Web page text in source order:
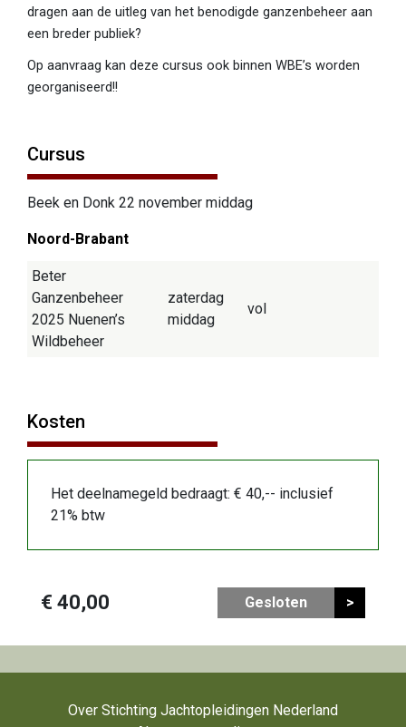
dragen aan de uitleg van het benodigde ganzenbeheer aan
een breder publiek?
Op aanvraag kan deze cursus ook binnen WBE’s worden
georganiseerd!!
Cursus
Beek en Donk 22 november middag
Noord-Brabant
Beter
Ganzenbeheer
2025 Nuenen’s
Wildbeheer
zaterdag
middag
vol
Kosten
Het deelnamegeld bedraagt: € 40,-- inclusief
21% btw
€ 40,00 Gesloten >
Over Stichting Jachtopleidingen Nederland